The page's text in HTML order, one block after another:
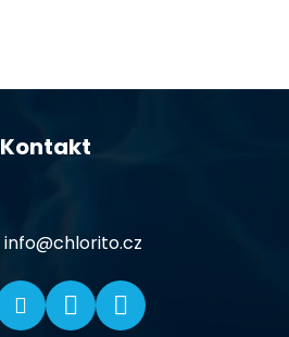
Kontakt
info@chlorito.cz